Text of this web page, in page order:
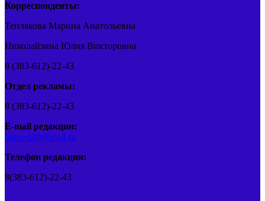
Корреспонденты:
Теплякова Марина Анатольевна
Николайзина Юлия Викторовна
8 (383-612)-22-43
Отдел рекламы:
8 (383-612)-22-43
E-mail редакции:
barvest20@mail.ru
Телефон редакции:
8(383-612)-22-43